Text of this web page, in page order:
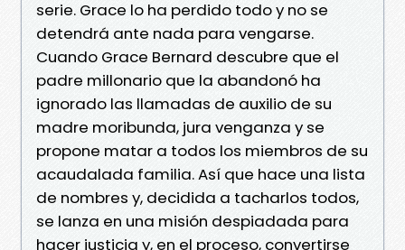
serie. Grace lo ha perdido todo y no se
detendrá ante nada para vengarse.
Cuando Grace Bernard descubre que el
padre millonario que la abandonó ha
ignorado las llamadas de auxilio de su
madre moribunda, jura venganza y se
propone matar a todos los miembros de su
acaudalada familia. Así que hace una lista
de nombres y, decidida a tacharlos todos,
se lanza en una misión despiadada para
hacer justicia y, en el proceso, convertirse